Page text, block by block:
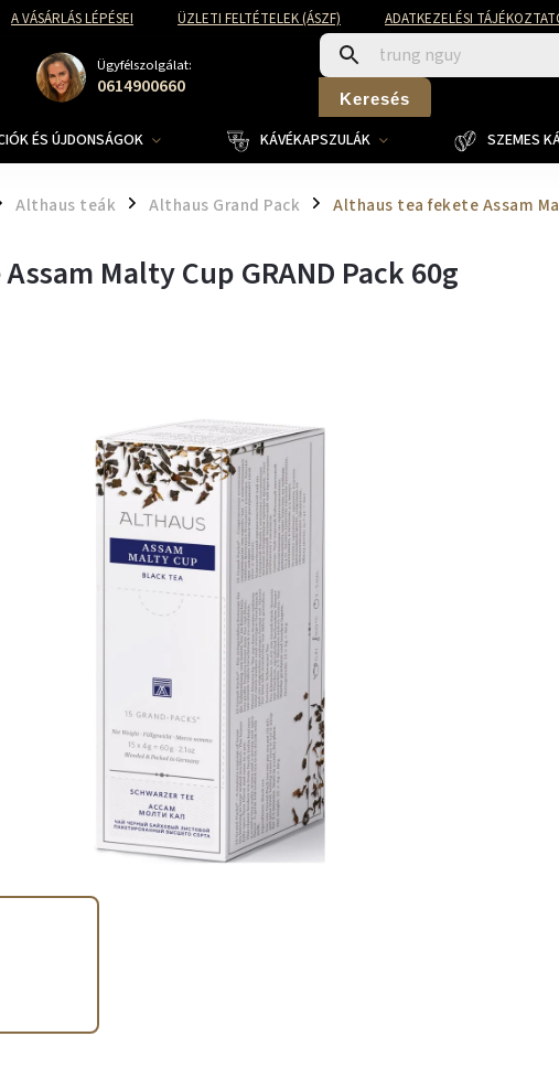
A VÁSÁRLÁS LÉPÉSEI ÜZLETI FELTÉTELEK (ÁSZF) ADATKEZELÉSI
Ügyfélszolgálat:
0614900660 Keresés
ÉS ÚJDONSÁGOK KÁVÉKAPSZULÁK SZEMES
Althaus teák / Althaus Grand Pack / Althaus tea fekete Assam
Malty Cup GRAND Pack 60g